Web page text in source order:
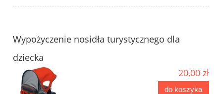
Wypożyczenie nosidła turystycznego dla
dziecka
20,00 zł
do koszyka